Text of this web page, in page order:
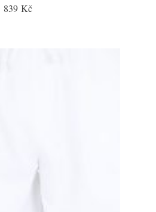
839 Kč